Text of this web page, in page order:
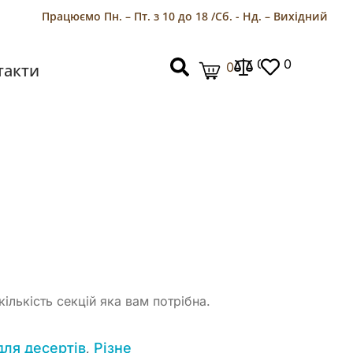
Працюємо Пн. – Пт. з 10 до 18 /Сб. - Нд. – Вихідний
0 0 0
секцій яка вам потрібна.
десертів, Різне